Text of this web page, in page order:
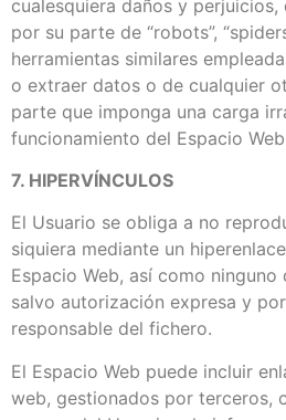
cualesquiera daños y
por su parte de “robots”,
herramientas similares
o extraer datos o de cualquier
parte que imponga una carga
funcionamiento del Espacio
7. HIPERVÍNCULOS
El Usuario se obliga a no
siquiera mediante un
Espacio Web, así como ninguno
salvo autorización expresa y
responsable del fichero.
El Espacio Web puede incluir
web, gestionados por terceros,